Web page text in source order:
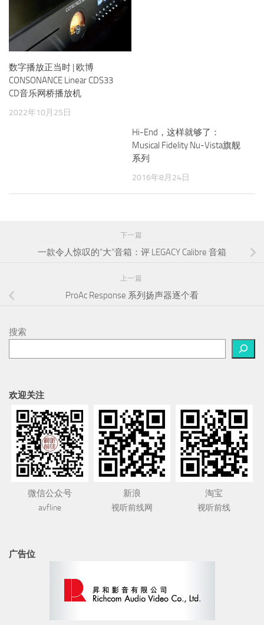
数字播放正当时 | 欧博
CONSONANCE Linear CDS33
CD音乐网桥播放机
2022年10月25日
ProAc Response 系列扬声器逐个看
欢迎关注
微信公众号
avfline
新浪
视听前线网
淘宝
视听前线
广告位